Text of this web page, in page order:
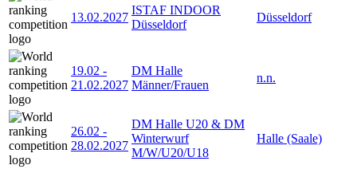
13.02.2027
ISTAF INDOOR
Düsseldorf
Düsseldorf
19.02 -
21.02.2027
DM Halle
Männer/Frauen
n.n.
26.02 -
28.02.2027
DM Halle U20 & DM
Winterwurf
M/W/U20/U18
Halle (Saale)